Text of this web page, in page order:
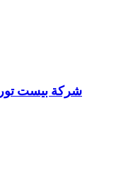
شركة بيست